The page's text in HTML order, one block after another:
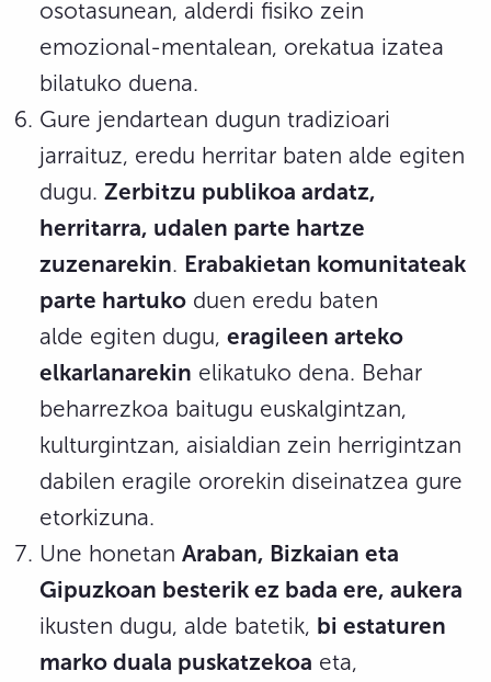
osotasunean, alderdi fisiko zein
emozional-mentalean, orekatua izatea
bilatuko duena.
Gure jendartean dugun tradizioari
jarraituz, eredu herritar baten alde egiten
dugu. Zerbitzu publikoa ardatz,
herritarra, udalen parte hartze
zuzenarekin. Erabakietan komunitateak
parte hartuko duen eredu baten
alde egiten dugu, eragileen arteko
elkarlanarekin elikatuko dena. Behar
beharrezkoa baitugu euskalgintzan,
kulturgintzan, aisialdian zein herrigintzan
dabilen eragile ororekin diseinatzea gure
etorkizuna.
Une honetan Araban, Bizkaian eta
Gipuzkoan besterik ez bada ere, aukera
ikusten dugu, alde batetik, bi estaturen
marko duala puskatzekoa eta,